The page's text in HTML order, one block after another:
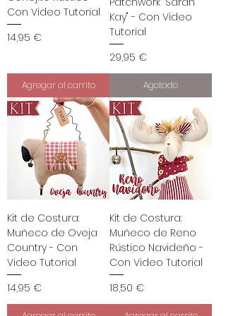
Con Video Tutorial
Precio
14,95 €
Agregar al carrito
Kay" - Con Video
Tutorial
Precio
29,95 €
Agotado
Kit de Costura:
Muñeco de Oveja
Country - Con
Video Tutorial
Precio
14,95 €
Kit de Costura:
Muñeco de Reno
Rústico Navideño -
Con Video Tutorial
Precio
18,50 €